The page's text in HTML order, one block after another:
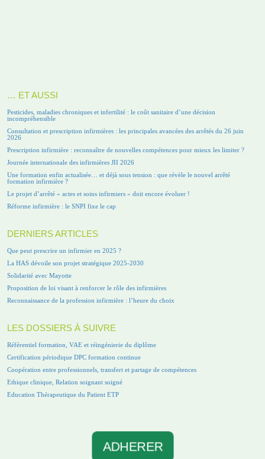
… ET AUSSI
Pesticides, maladies chroniques et infertilité : le coût sanitaire d’une décision
incompréhensible
Consultation et prescription infirmières : les principales avancées des arrêtés du 26 juin
2026
Prescription infirmière : reconnaître de nouvelles compétences pour mieux les limiter ?
Journée internationale des infirmières JII 2026
Une formation enfin actualisée… et déjà sous tension : que révèle le nouvel arrêté
formation infirmière ?
Le projet d’arrêté « actes et soins infirmiers » doit encore évoluer !
Réforme infirmière : le SNPI fixe le cap
DERNIERS ARTICLES
Que peut prescrire un infirmier en 2025 ?
La HAS dévoile son projet stratégique 2025-2030
Solidarité avec Mayotte
Proposition de loi visant à renforcer le rôle des infirmières
Reconnaissance de la profession infirmière : l’heure du choix
LES DOSSIERS À SUIVRE
Référentiel formation, VAE et réingénierie du diplôme
Certification périodique DPC formation continue
Coopération entre professionnels, transfert et partage de compétences
Ethique clinique, Relation soignant soigné
Education Thérapeutique du Patient ETP
ADHERER